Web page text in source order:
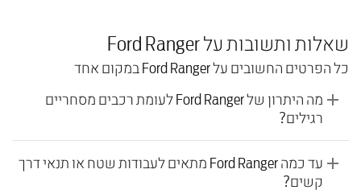
שאלות ותשובות על Ford Ranger
כל הפרטים החשובים על Ford Ranger במקום אחד
מה היתרון של Ford Ranger לעומת רכבים מסחריים
רגילים?
עד כמה Ford Ranger מתאים לעבודות שטח או תנאי דרך
קשים?